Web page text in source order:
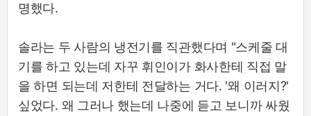
명했다.
솔라는 두 사람의 냉전기를 직관했다며 "스케줄 대
기를 하고 있는데 자꾸 휘인이가 화사한테 직접 말
을 하면 되는데 저한테 전달하는 거다. '왜 이러지?'
싶었다. 왜 그러나 했는데 나중에 듣고 보니까 싸웠